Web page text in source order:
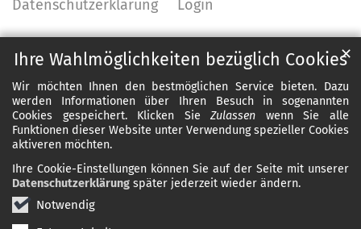
Ihre Wahlmöglichkeiten bezüglich Cookies
Wir möchten Ihnen den bestmöglichen Service bieten. Dazu
werden Informationen über Ihren Besuch in sogenannten
Cookies gespeichert. Klicken SieZulassen wenn Sie alle
Funktionen dieser Website unter Verwendung spezieller Cookies
aktiveren möchten.
Ihre Cookie-Einstellungen können Sie auf der Seite mit unserer
Datenschutzerklärung später jederzeit wieder ändern.
Notwendig
✕
Datenschutzerklärung
Login